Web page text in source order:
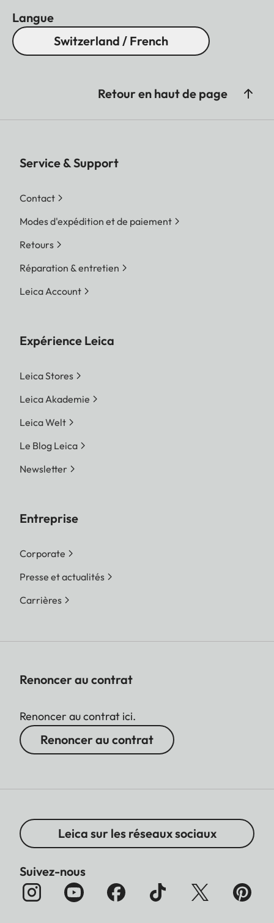
Langue
Switzerland / French
Retour en haut de page
Service & Support
Contact
Modes d'expédition et de paiement
Retours
Réparation & entretien
Leica Account
Expérience Leica
Leica Stores
Leica Akademie
Leica Welt
Le Blog Leica
Newsletter
Entreprise
Corporate
Presse et actualités
Carrières
Renoncer au contrat
Renoncer au contrat ici.
Renoncer au contrat
Leica sur les réseaux sociaux
Suivez-nous